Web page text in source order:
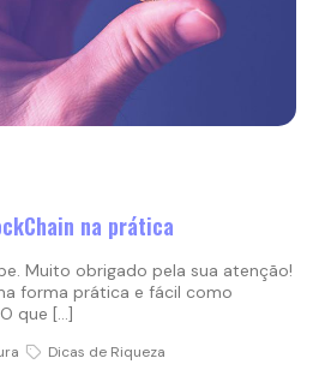
na prática
Muito obrigado pela sua atenção!
forma prática e fácil como
que […]
Dicas de Riqueza